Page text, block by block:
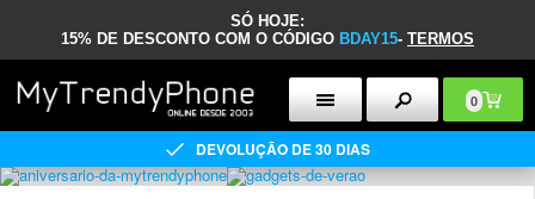
SÓ HOJE:
15% DE DESCONTO COM O CÓDIGO BDAY15- TERMOS
0
DEVOLUÇÃO DE 30 DIAS